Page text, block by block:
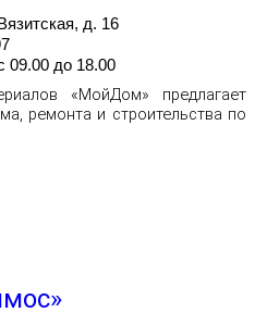
д. 16
09.00 до 18.00
«МойДом» предлагает
ремонта и строительства по